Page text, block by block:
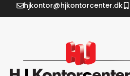
hjkontor@hjkontorcenter.dk